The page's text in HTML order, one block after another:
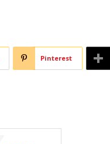
Pinterest